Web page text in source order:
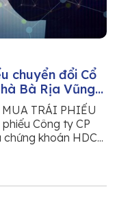
chuyển đổi Cổ
Bà Rịa Vũng
TRÁI PHIẾU
Công ty CP
khoán HDC...